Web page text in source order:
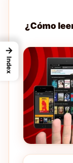
¿Cómo
→
Index